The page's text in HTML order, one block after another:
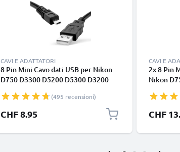
CAVI E ADATTATORI
8 Pin Mini Cavo dati USB per Nikon
D750 D3300 D5200 D5300 D3200
(495 recensioni)
CHF 8.95
CAVI E
2x 8 Pin
Nikon
5600
CHF